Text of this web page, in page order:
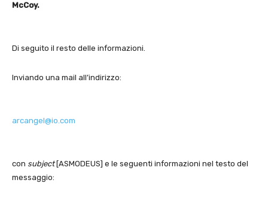
McCoy.
Di seguito il resto delle informazioni.
Inviando una mail all’indirizzo:
arcangel@io.com
con subject[ASMODEUS] e le seguenti informazioni nel testo del
messaggio: